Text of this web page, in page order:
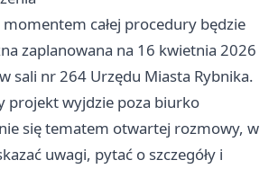
całej procedury będzie
zaplanowana na 16 kwietnia 2026
sali nr 264 Urzędu Miasta Rybnika.
projekt wyjdzie poza biurko
się tematem otwartej rozmowy, w
uwagi, pytać o szczegóły i